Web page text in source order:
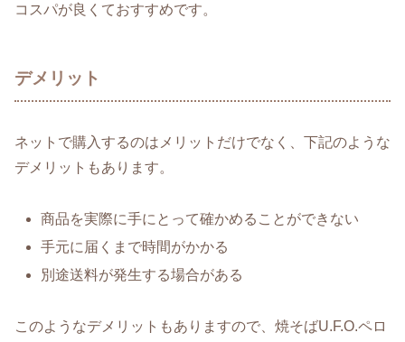
コスパが良くておすすめです。
デメリット
ネットで購入するのはメリットだけでなく、下記のような
デメリットもあります。
商品を実際に手にとって確かめることができない
手元に届くまで時間がかかる
別途送料が発生する場合がある
このようなデメリットもありますので、焼そばU.F.O.ペロ